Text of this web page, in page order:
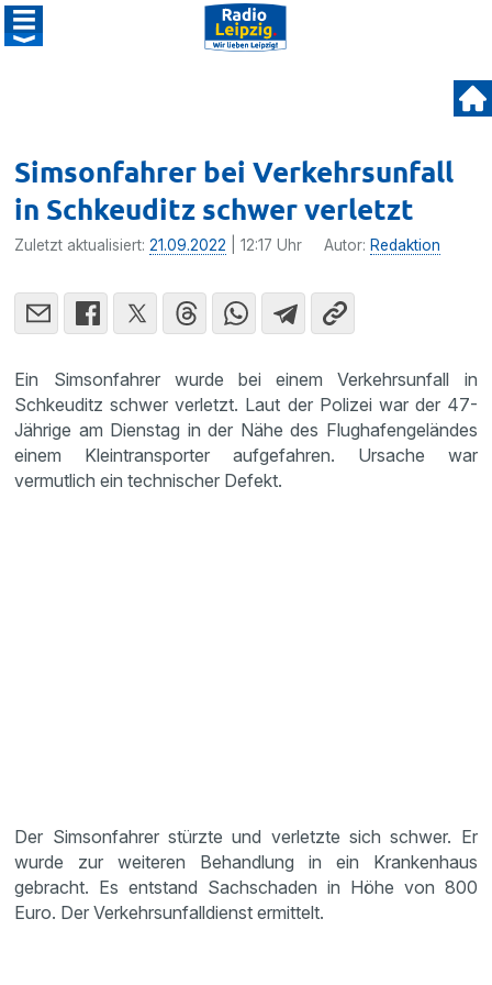
Simsonfahrer bei Verkehrsunfall
in Schkeuditz schwer verletzt
Zuletzt aktualisiert:21.09.2022 | 12:17 Uhr Autor: Redaktion
Ein Simsonfahrer wurde bei einem Verkehrsunfall in
Schkeuditz schwer verletzt. Laut der Polizei war der 47-
Jährige am Dienstag in der Nähe des Flughafengeländes
einem Kleintransporter aufgefahren. Ursache war
vermutlich ein technischer Defekt.
Der Simsonfahrer stürzte und verletzte sich schwer. Er
wurde zur weiteren Behandlung in ein Krankenhaus
gebracht. Es entstand Sachschaden in Höhe von 800
Euro. Der Verkehrsunfalldienst ermittelt.